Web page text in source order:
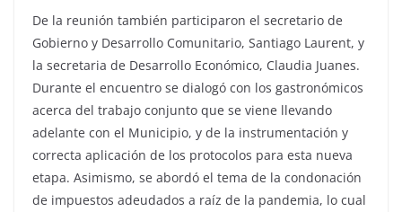
De la reunión también participaron el secretario de
Gobierno y Desarrollo Comunitario, Santiago Laurent, y
la secretaria de Desarrollo Económico, Claudia Juanes.
Durante el encuentro se dialogó con los gastronómicos
acerca del trabajo conjunto que se viene llevando
adelante con el Municipio, y de la instrumentación y
correcta aplicación de los protocolos para esta nueva
etapa. Asimismo, se abordó el tema de la condonación
de impuestos adeudados a raíz de la pandemia, lo cual